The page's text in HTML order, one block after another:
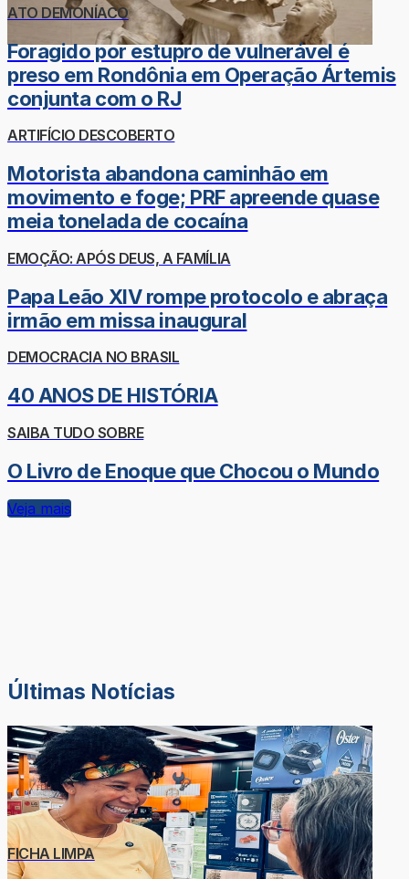
ATO DEMONÍACO
Foragido por estupro de vulnerável é
preso em Rondônia em Operação Ártemis
conjunta com o RJ
ARTIFÍCIO DESCOBERTO
Motorista abandona caminhão em
movimento e foge; PRF apreende quase
meia tonelada de cocaína
EMOÇÃO: APÓS DEUS, A FAMÍLIA
Papa Leão XIV rompe protocolo e abraça
irmão em missa inaugural
DEMOCRACIA NO BRASIL
40 ANOS DE HISTÓRIA
SAIBA TUDO SOBRE
O Livro de Enoque que Chocou o Mundo
Veja mais
Últimas Notícias
FICHA LIMPA